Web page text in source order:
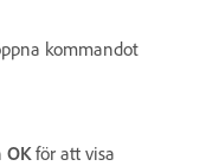
kommandot
OK för att visa